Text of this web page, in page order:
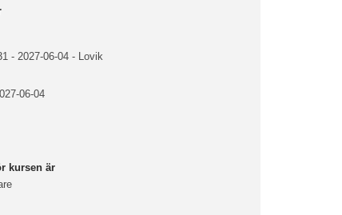
- 2027-06-04 - Lovik
06-04
kursen är